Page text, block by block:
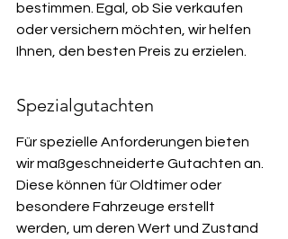
bestimmen. Egal, ob Sie verkaufen
oder versichern möchten, wir helfen
Ihnen, den besten Preis zu erzielen.
Spezialgutachten
Für spezielle Anforderungen bieten
wir maßgeschneiderte Gutachten an.
Diese können für Oldtimer oder
besondere Fahrzeuge erstellt
werden, um deren Wert und Zustand